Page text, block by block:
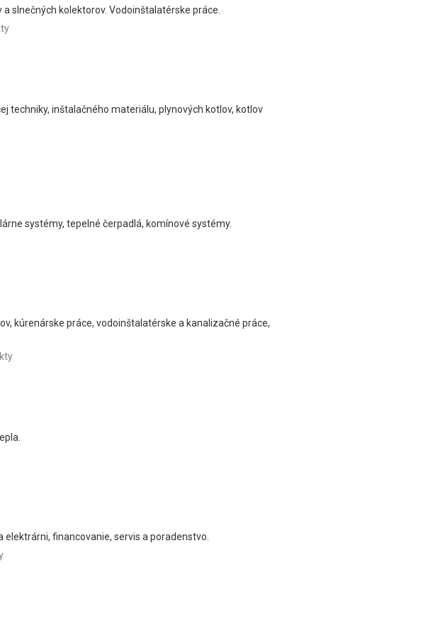
slnečných kolektorov. Vodoinštalatérske práce.
techniky, inštalačného materiálu, plynových kotlov, kotlov
systémy, tepelné čerpadlá, komínové systémy.
kúrenárske práce, vodoinštalatérske a kanalizačné práce,
financovanie, servis a poradenstvo.